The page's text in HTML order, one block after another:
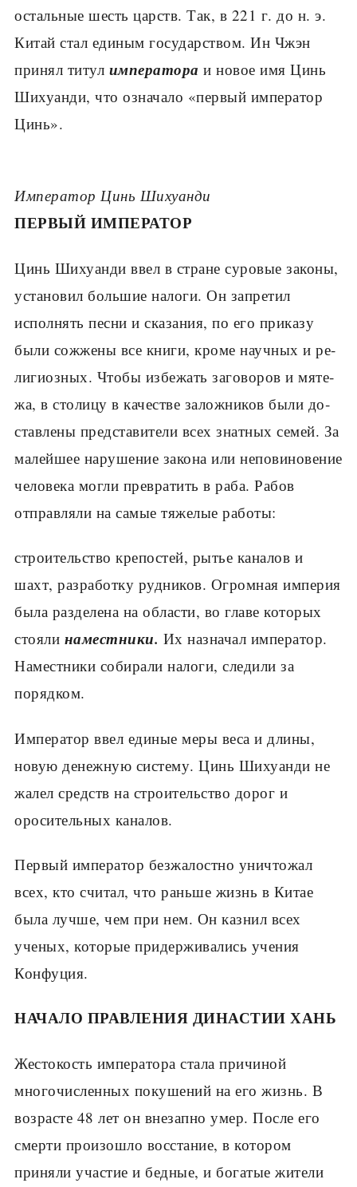
остальные шесть царств. Так, в 221 г. до н. э.
Китай стал единым государством. Ин Чжэн
принял титул императора и новое имя Цинь
Шихуанди, что означало «первый им­ператор
Цинь».
Император Цинь Шихуанди
ПЕРВЫЙ ИМПЕРАТОР
Цинь Шихуанди ввел в стране суровые за­коны,
установил большие налоги. Он запретил
исполнять песни и сказания, по его приказу
были сожжены все книги, кроме научных и ре­
лигиозных. Чтобы избежать заговоров и мяте­
жа, в столицу в качестве заложников были до­
ставлены представители всех знатных семей. За
малейшее нарушение закона или непови­новение
человека могли превратить в раба. Рабов
отправляли на самые тяжелые работы:
строительство крепостей, рытье каналов и
шахт, разработку рудников. Огромная империя
была разделена на области, во главе которых
стояли наместники. Их назначал император.
Наместники собирали налоги, сле­дили за
порядком.
Император ввел единые меры веса и длины,
новую денежную систему. Цинь Шихуанди не
жалел средств на строительство дорог и
оросительных каналов.
Первый император безжалостно уничтожал
всех, кто считал, что раньше жизнь в Китае
была лучше, чем при нем. Он казнил всех
ученых, которые придерживались учения
Конфуция.
НАЧАЛО ПРАВЛЕНИЯ ДИНАСТИИ ХАНЬ
Жестокость императора стала причи­ной
многочисленных покушений на его жизнь. В
возрасте 48 лет он внезапно умер. После его
смерти произошло восстание, в ко­тором
приняли участие и бедные, и богатые жители